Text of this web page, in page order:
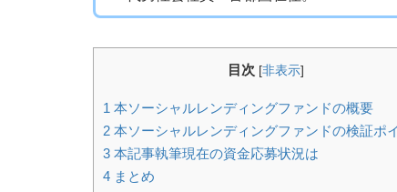
目次 [非表示]
1 本ソーシャルレンディングファンドの概要
2 本ソーシャルレンディングファンドの検証ポ
3 本記事執筆現在の資金応募状況は
4 まとめ